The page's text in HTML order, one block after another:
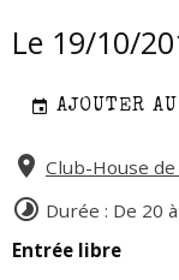
Le 19/10/
AJOUTER
Club-House
Durée : De 20
Entrée libre